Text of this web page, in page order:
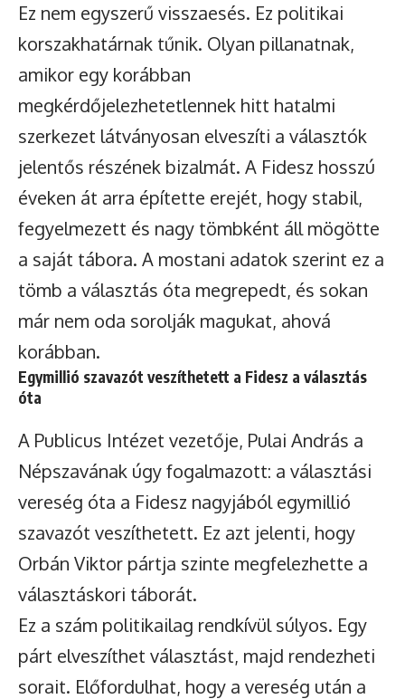
Ez nem egyszerű visszaesés. Ez politikai
korszakhatárnak tűnik. Olyan pillanatnak,
amikor egy korábban
megkérdőjelezhetetlennek hitt hatalmi
szerkezet látványosan elveszíti a választók
jelentős részének bizalmát. A Fidesz hosszú
éveken át arra építette erejét, hogy stabil,
fegyelmezett és nagy tömbként áll mögötte
a saját tábora. A mostani adatok szerint ez a
tömb a választás óta megrepedt, és sokan
már nem oda sorolják magukat, ahová
korábban.
Egymillió szavazót veszíthetett a Fidesz a választás
óta
A Publicus Intézet vezetője, Pulai András a
Népszavának úgy fogalmazott: a választási
vereség óta a Fidesz nagyjából egymillió
szavazót veszíthetett. Ez azt jelenti, hogy
Orbán Viktor pártja szinte megfelezhette a
választáskori táborát.
Ez a szám politikailag rendkívül súlyos. Egy
párt elveszíthet választást, majd rendezheti
sorait. Előfordulhat, hogy a vereség után a